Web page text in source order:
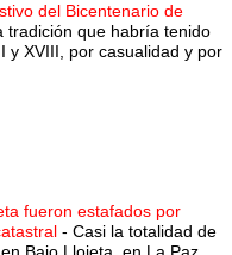
del Bicentenario de
tradición que habría tenido
y XVIII, por casualidad y por
fueron estafados por
- Casi la totalidad de